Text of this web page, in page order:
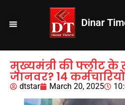
Dinar
मुख्यमंत्री की फ्लीट
जानवर? 14
dtstar March 20, 2025